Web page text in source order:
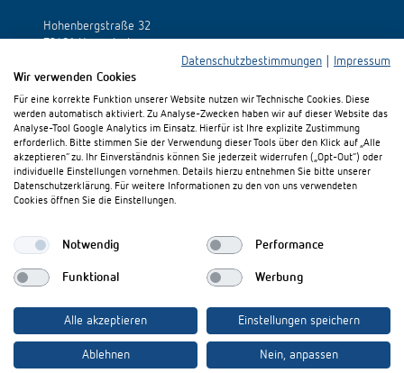
Hohenbergstraße 32
Fax: +49 (0)74 74/692-150
E-Mail:info@theben.de
S'il vous plaît visitez-nous sur:
Mentions légales Protection des données
Datenschutzbestimmungen
Impressum
Wir verwenden Cookies
Für eine korrekte Funktion unserer Website nutzen wir Technische Cookies. Diese
werden automatisch aktiviert. Zu Analyse-Zwecken haben wir auf dieser Website das
Analyse-Tool Google Analytics im Einsatz. Hierfür ist Ihre explizite Zustimmung
erforderlich. Bitte stimmen Sie der Verwendung dieser Tools über den Klick auf „Alle
akzeptieren“ zu. Ihr Einverständnis können Sie jederzeit widerrufen („Opt-Out“) oder
individuelle Einstellungen vornehmen. Details hierzu entnehmen Sie bitte unserer
Datenschutzerklärung. Für weitere Informationen zu den von uns verwendeten
Cookies öffnen Sie die Einstellungen.
Notwendig Performance
Funktional Werbung
Alle akzeptieren Einstellungen speichern
Ablehnen Nein, anpassen